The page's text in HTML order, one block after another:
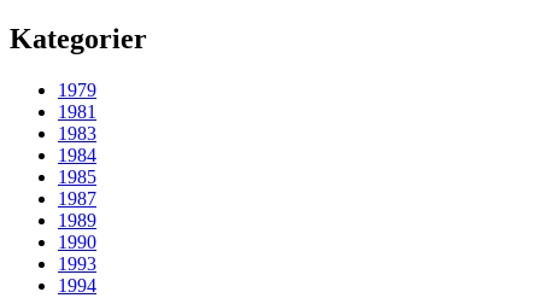
Kategorier
1979
1981
1983
1984
1985
1987
1989
1990
1993
1994